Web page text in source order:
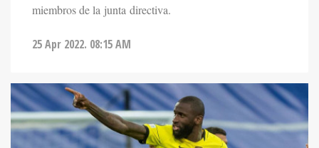
miembros de la junta directiva.
25 Apr 2022. 08:15 AM